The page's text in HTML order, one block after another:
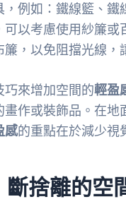
例如：鐵線籃、
可以考慮使用紗簾
，以免阻擋光線，
巧來增加空間的輕盈
作或裝飾品。在
感的重點在於減少視
捨離的空